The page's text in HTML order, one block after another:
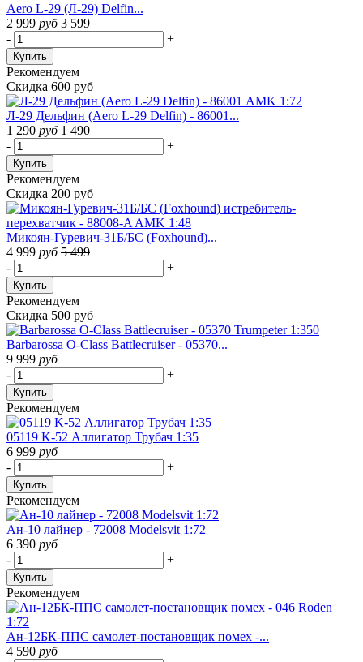
Aero L-29 (Л-29) Delfin...
2 999 руб 3 599
-
+
Купить
Рекомендуем
Скидка 600 руб
Л-29 Дельфин (Aero L-29 Delfin) - 86001...
1 290 руб 1 490
-
+
Купить
Рекомендуем
Скидка 200 руб
Микоян-Гуревич-31Б/БС (Foxhound)...
4 999 руб 5 499
-
+
Купить
Рекомендуем
Скидка 500 руб
Barbarossa O-Class Battlecruiser - 05370...
9 999 руб
-
+
Купить
Рекомендуем
05119 K-52 Аллигатор Трубач 1:35
6 999 руб
-
+
Купить
Рекомендуем
Ан-10 лайнер - 72008 Modelsvit 1:72
6 390 руб
-
+
Купить
Рекомендуем
Ан-12БК-ППС самолет-постановщик помех -...
4 590 руб